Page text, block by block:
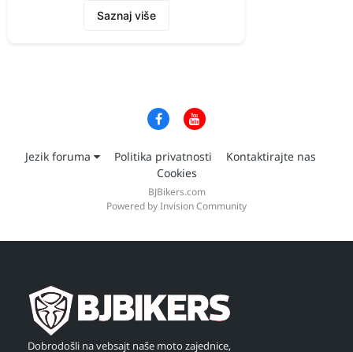
Saznaj više
Jezik foruma Politika privatnosti
Kontaktirajte nas
Cookies
BJBikers.com
Powered by Invision Community
Dobrodošli na vebsajt naše moto zajednice,